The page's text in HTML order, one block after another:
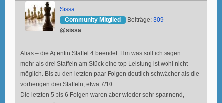
Sissa
Community Mitglied
Beiträge: 309
@sissa
Alias – die Agentin Staffel 4 beendet: Hm was soll ich sagen …
mehr als drei Staffeln am Stück eine top Leistung ist wohl nicht
möglich. Bis zu den letzten paar Folgen deutlich schwächer als die
vorherigen drei Staffeln, etwa 7/10.
Die letzten 5 bis 6 Folgen waren aber wieder sehr spannend,